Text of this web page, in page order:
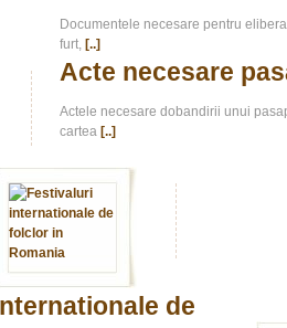
Documentele necesare pentru
furt, [..]
Acte necesare
Actele necesare dobandirii unui
cartea [..]
de